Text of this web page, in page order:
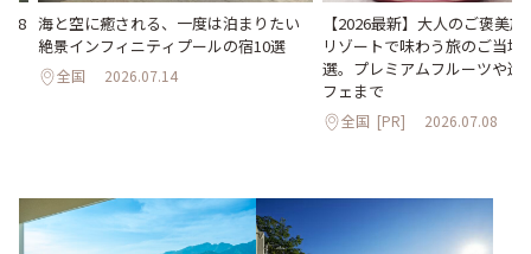
8 海と空に癒される、一度は泊まりたい
絶景インフィニティプールの宿10選
全国 2026.07.14
【2026最新】大人のご褒美
リゾートで味わう旅のご当地
選。プレミアムフルーツや進
フェまで
全国 [PR] 2026.07.08